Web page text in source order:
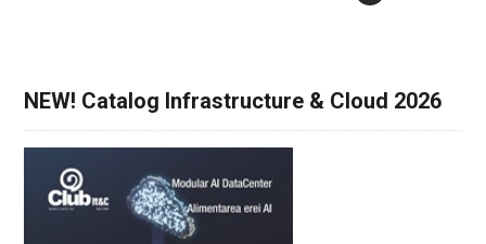
NEW! Catalog Infrastructure & Cloud 2026